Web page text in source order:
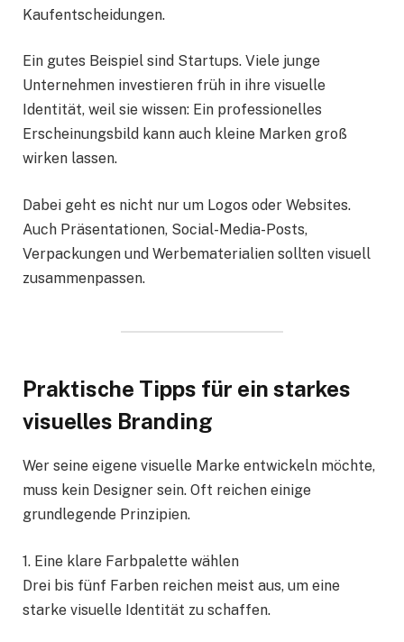
Kaufentscheidungen.
Ein gutes Beispiel sind Startups. Viele junge
Unternehmen investieren früh in ihre visuelle
Identität, weil sie wissen: Ein professionelles
Erscheinungsbild kann auch kleine Marken groß
wirken lassen.
Dabei geht es nicht nur um Logos oder Websites.
Auch Präsentationen, Social-Media-Posts,
Verpackungen und Werbematerialien sollten visuell
zusammenpassen.
Praktische Tipps für ein starkes
visuelles Branding
Wer seine eigene visuelle Marke entwickeln möchte,
muss kein Designer sein. Oft reichen einige
grundlegende Prinzipien.
1. Eine klare Farbpalette wählen
Drei bis fünf Farben reichen meist aus, um eine
starke visuelle Identität zu schaffen.